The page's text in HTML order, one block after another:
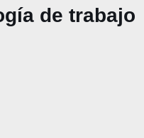
de trabajo